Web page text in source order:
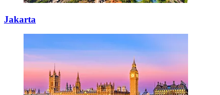
Jakarta